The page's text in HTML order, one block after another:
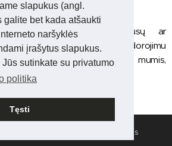
slapukus (angl.
galite bet kada atšaukti
naršyklės
įrašytus slapukus.
sutinkate su privatumo
politika
Tęsti
pasiūlymų, užklausų ar
su jūsų asmens duomenų apdorojimu
susisiekite su mumis,
informacija, kurią rasite
Visos teisės saugomos